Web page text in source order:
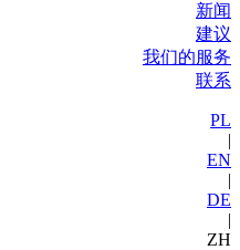
新闻
建议
我们的服务
联系
PL
|
EN
|
DE
|
ZH